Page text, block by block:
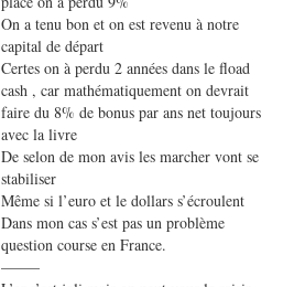
On a tenu bon et on est revenu à notre
capital de départ
Certes on à perdu 2 années dans le fload
cash , car mathématiquement on devrait
faire du 8% de bonus par ans net toujours
avec la livre
De selon de mon avis les marcher vont se
stabiliser
Même si l’euro et le dollars s’écroulent
Dans mon cas s’est pas un problème
question course en France.
——–